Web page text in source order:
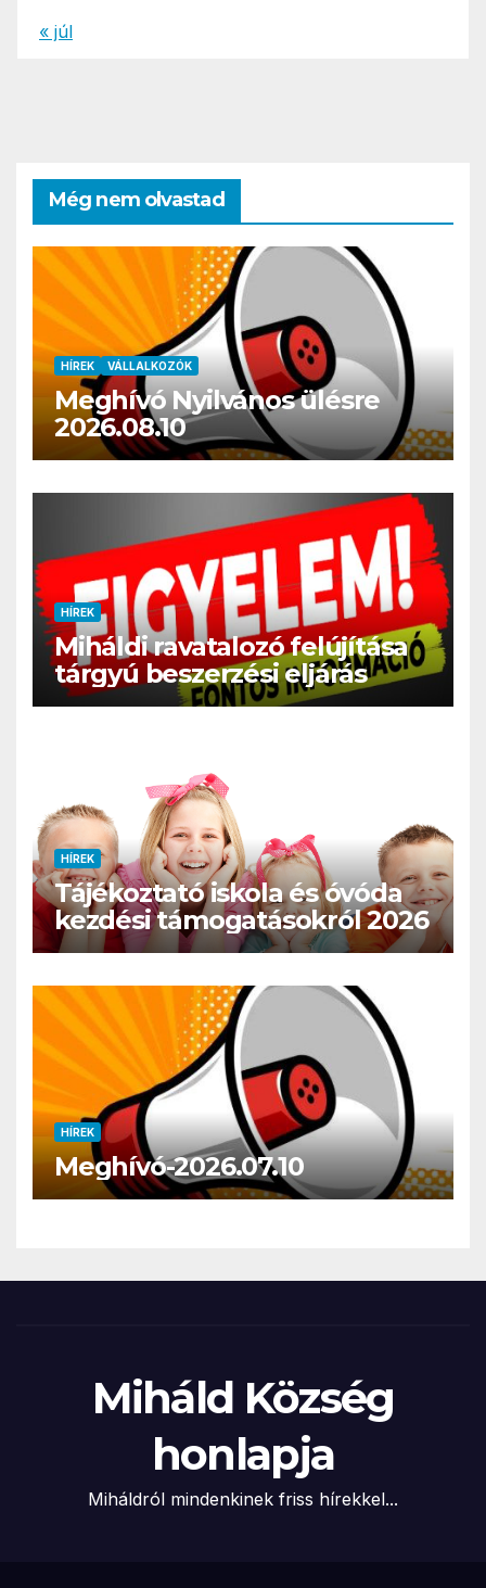
« júl
Még nem olvastad
HÍREK VÁLLALKOZÓK
Meghívó Nyilvános ülésre
2026.08.10
HÍREK
Miháldi ravatalozó felújítása
tárgyú beszerzési eljárás
HÍREK
Tájékoztató iskola és óvóda
kezdési támogatásokról 2026
HÍREK
Meghívó-2026.07.10
Miháld Község
honlapja
Miháldról mindenkinek friss hírekkel...